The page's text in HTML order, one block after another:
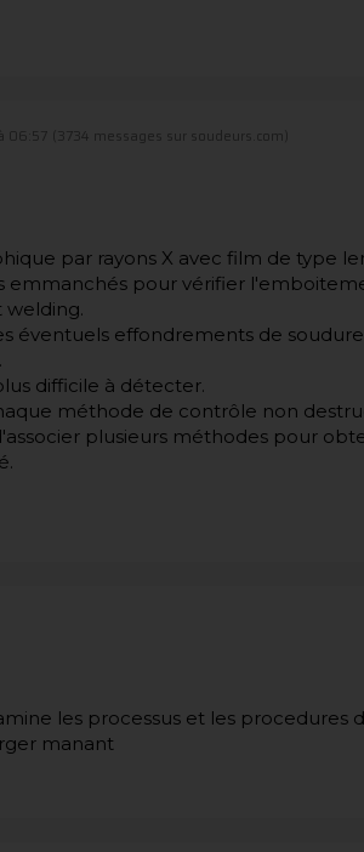
06:57 (3734 messages sur soudeurs.com)
par rayons X avec film de type
emmanchés pour vérifier
welding.
éventuels effondrements de
difficile à détecter.
méthode de contrôle non
plusieurs méthodes pour
les processus et les procedures
manant